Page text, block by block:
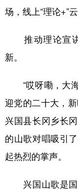
Deutsch
场，线上“理论+”
推动理论宣讲
新。
“哎呀嘞，大海
迎党的二十大，
兴国县长冈乡长
的山歌对唱吸引
起热烈的掌声。
兴国山歌是国